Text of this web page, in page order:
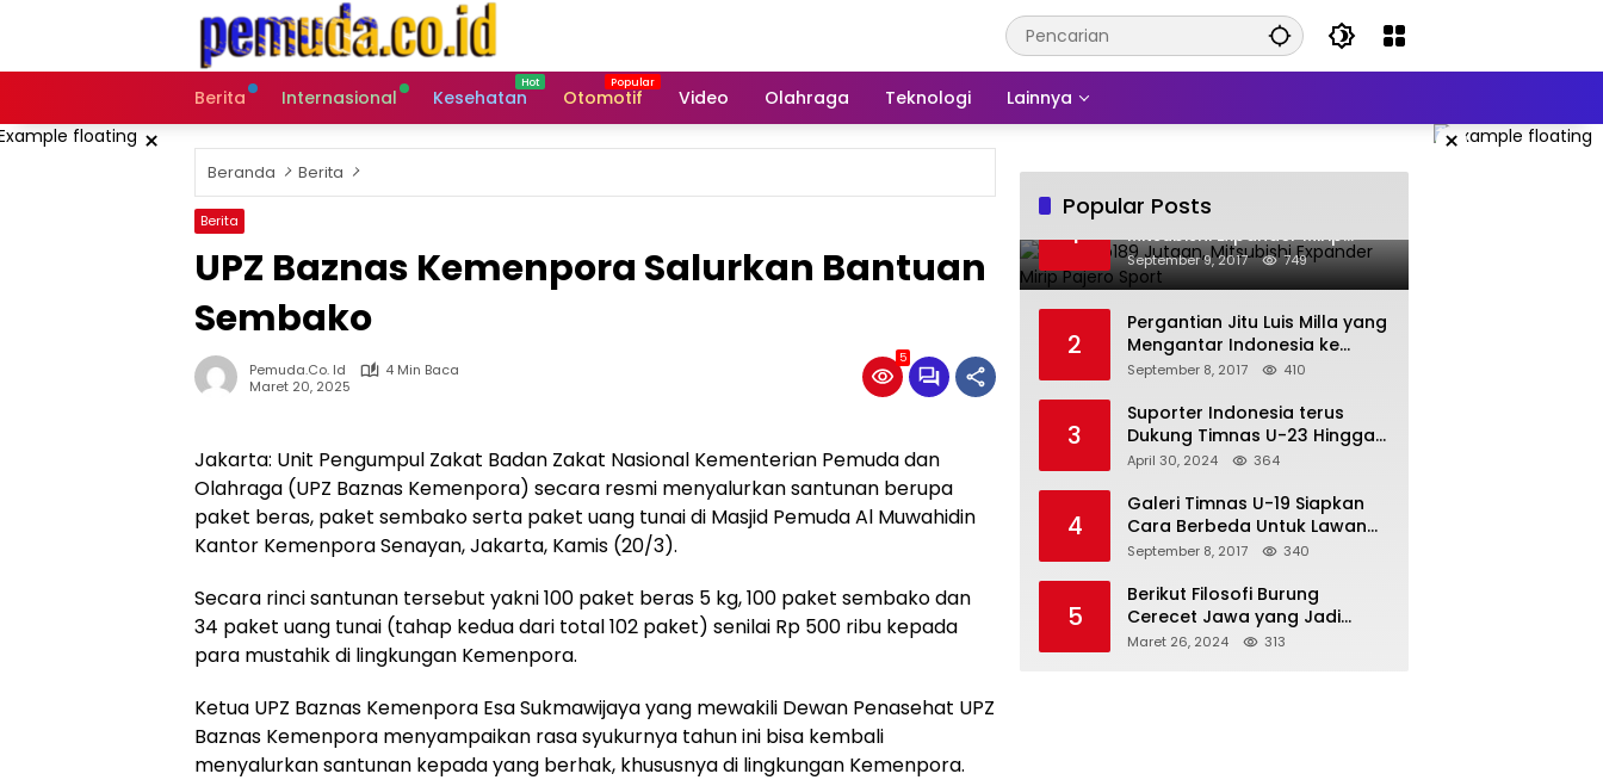
Berita
Internasional Kesehatan Otomotif Video Olahraga Teknologi Lainnya
× ×
Beranda Berita
Berita
UPZ Baznas Kemenpora Salurkan Bantuan
Sembako
Pemuda.co. Id
4 Min Baca
Maret 20, 2025
5
Jakarta: Unit Pengumpul Zakat Badan Zakat Nasional Kementerian Pemuda dan
Olahraga (UPZ Baznas Kemenpora) secara resmi menyalurkan santunan berupa
paket beras, paket sembako serta paket uang tunai di Masjid Pemuda Al Muwahidin
Kantor Kemenpora Senayan, Jakarta, Kamis (20/3).
Secara rinci santunan tersebut yakni 100 paket beras 5 kg, 100 paket sembako dan
34 paket uang tunai (tahap kedua dari total 102 paket) senilai Rp 500 ribu kepada
para mustahik di lingkungan Kemenpora.
Ketua UPZ Baznas Kemenpora Esa Sukmawijaya yang mewakili Dewan Penasehat UPZ
Baznas Kemenpora menyampaikan rasa syukurnya tahun ini bisa kembali
menyalurkan santunan kepada yang berhak, khususnya di lingkungan Kemenpora.
Popular Posts
1
Harga Rp189 Jutaan,
Mitsubishi Expander Mirip
Pajero Sport
September 9, 2017 749
2
Pergantian Jitu Luis Milla yang
Mengantar Indonesia ke
Semifinal
September 8, 2017 410
3
Suporter Indonesia terus
Dukung Timnas U-23 Hingga
Tembus Olimpiade Paris
April 30, 2024 364
4
Galeri Timnas U-19 Siapkan
Cara Berbeda Untuk Lawan
Vietnam
September 8, 2017 340
5
Berikut Filosofi Burung
Cerecet Jawa yang Jadi
Maskot PBSI Sumedang
Maret 26, 2024 313